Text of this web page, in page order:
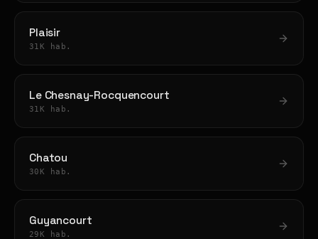
Plaisir
31K hab.
Le Chesnay-Rocquencourt
31K hab.
Chatou
30K hab.
Guyancourt
29K hab.